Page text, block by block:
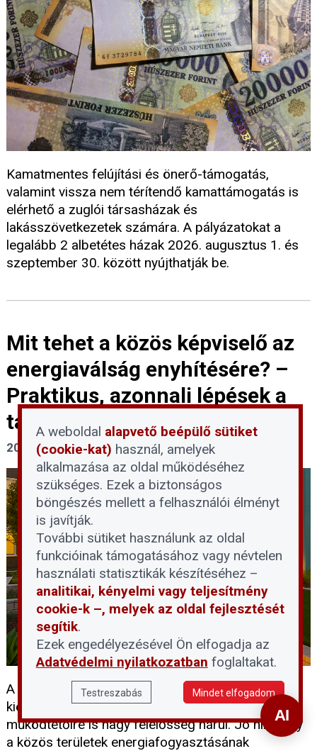
Kamatmentes felújítási és önerő-támogatás,
valamint vissza nem térítendő kamattámogatás is
elérhető a zuglói társasházak és
lakásszövetkezetek számára. A pályázatokat a
legalább 2 albetétes házak 2026. augusztus 1. és
szeptember 30. között nyújthatják be.
Mit tehet a közös képviselő az
energiaválság enyhítésére? –
Praktikus, azonnali lépések a
társasházban
2026. augusztus 3.
A villamosenergia-hálózat rendkívüli terhelése és a
kieső termelési kapacitások miatt a társasházak
működtetőire is nagy felelősség hárul. Jó hír, hogy
a közös területek energiafogyasztásának
A weboldal alapvető beépülő sütiket
(cookie-kat) használ, amelyek
alkalmazása az oldal működéséhez
szükséges. Ezek a biztonságos
böngészés mellett a felhasználói élményt
is javítják.
További sütiket használunk az oldal
funkcióinak támogatásához vagy névtelen
használati statisztikák készítéséhez –
analitikai, kényelmi vagy teljesítmény
cookie-k –, melyek az oldal fejlesztését
segítik.
Ezek engedélyezésével Ön elfogadja az
Adatvédelmi nyilatkozatban foglaltakat.
Testreszabás Mindet elfogadom